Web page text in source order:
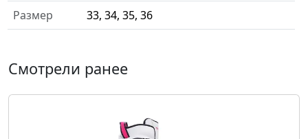
Размер
33, 34, 35, 36
Смотрели ранее